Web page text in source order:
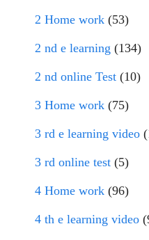
2 Home work (53)
2 nd e learning (134)
2 nd online Test (10)
3 Home work (75)
3 rd e learning video
3 rd online test (5)
4 Home work (96)
4 th e learning video